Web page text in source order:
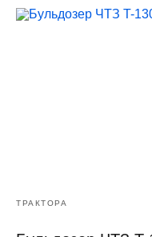
ТРАКТОРА